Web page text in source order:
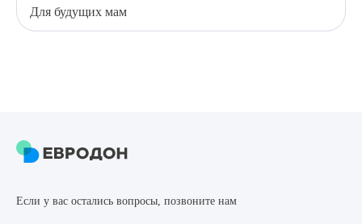
Для будущих мам
Если у вас остались вопросы, позвоните нам